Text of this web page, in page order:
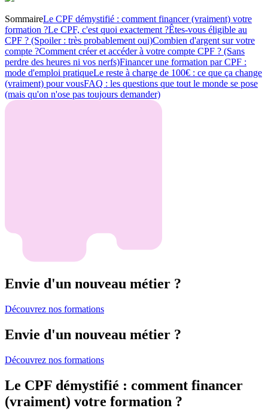
SommaireLe CPF démystifié : comment financer (vraiment) votre
formation ?Le CPF, c'est quoi exactement ?Êtes-vous éligible au
CPF ? (Spoiler : très probablement oui)Combien d'argent sur votre
compte ?Comment créer et accéder à votre compte CPF ? (Sans
perdre des heures ni vos nerfs)Financer une formation par CPF :
mode d'emploi pratiqueLe reste à charge de 100€ : ce que ça change
(vraiment) pour vousFAQ : les questions que tout le monde se pose
(mais qu'on n'ose pas toujours demander)
Envie d'un nouveau métier ?
Découvrez nos formations
Envie d'un nouveau métier ?
Découvrez nos formations
Le CPF démystifié : comment financer
(vraiment) votre formation ?